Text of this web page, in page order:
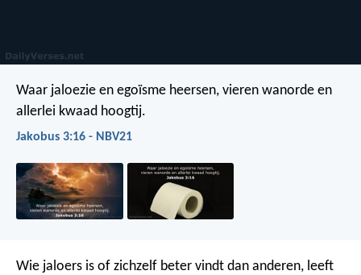
Waar jaloezie en egoïsme heersen, vieren wanorde en
allerlei kwaad hoogtij.
Jakobus 3:16 - NBV21
Wie jaloers is of zichzelf beter vindt dan anderen, leeft